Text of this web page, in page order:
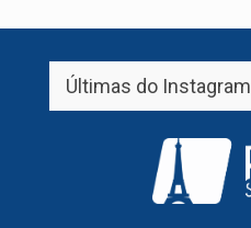
Últimas do Instagram